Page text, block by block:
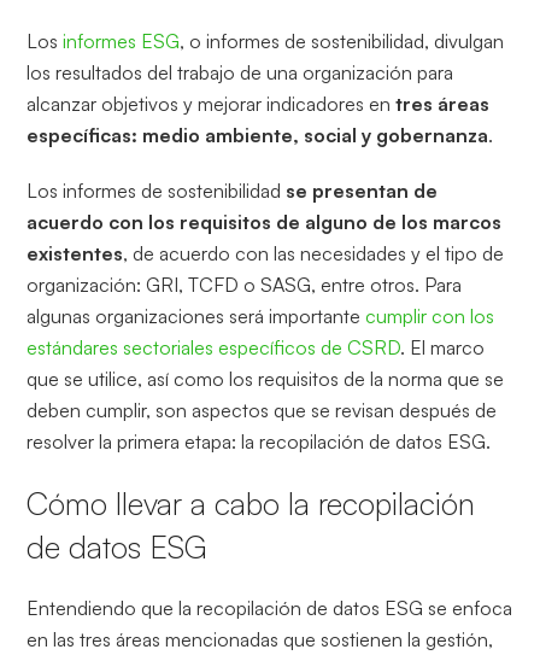
Losinformes ESG, o informes de sostenibilidad, divulgan
los resultados del trabajo de una organización para
alcanzar objetivos y mejorar indicadores entres áreas
específicas: medio ambiente, social y gobernanza.
Los informes de sostenibilidad se presentan de
acuerdo con los requisitos de alguno de los marcos
existentes, de acuerdo con las necesidades y el tipo de
organización: GRI, TCFD o SASG, entre otros. Para
algunas organizaciones será importantecumplir con los
estándares sectoriales específicos de CSRD. El marco
que se utilice, así como los requisitos de la norma que se
deben cumplir, son aspectos que se revisan después de
resolver la primera etapa: la recopilación de datos ESG.
Cómo llevar a cabo la recopilación
de datos ESG
Entendiendo que la recopilación de datos ESG se enfoca
en las tres áreas mencionadas que sostienen la gestión,